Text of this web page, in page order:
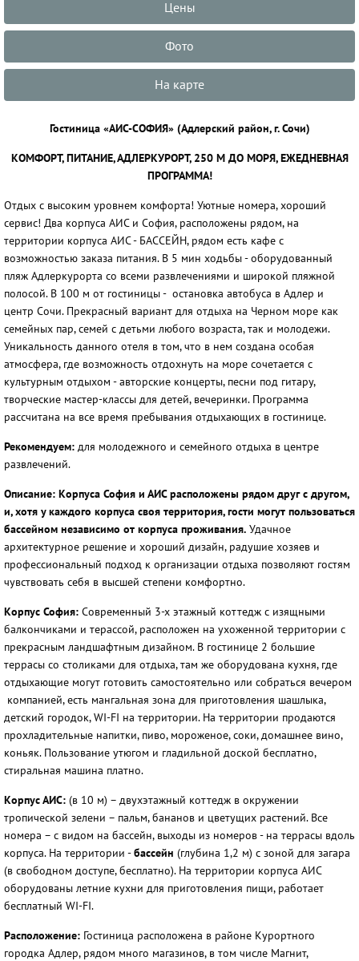
Цены
Фото
На карте
Гостиница «АИС-СОФИЯ» (Адлерский район, г. Сочи)
КОМФОРТ, ПИТАНИЕ, АДЛЕРКУРОРТ, 250 М ДО МОРЯ, ЕЖЕДНЕВНАЯ
ПРОГРАММА!
Отдых с высоким уровнем комфорта! Уютные номера, хороший
сервис! Два корпуса АИС и София, расположены рядом, на
территории корпуса АИС - БАССЕЙН, рядом есть кафе с
возможностью заказа питания. В 5 мин ходьбы - оборудованный
пляж Адлеркурорта со всеми развлечениями и широкой пляжной
полосой. В 100 м от гостиницы - остановка автобуса в Адлер и
центр Сочи. Прекрасный вариант для отдыха на Черном море как
семейных пар, семей с детьми любого возраста, так и молодежи.
Уникальность данного отеля в том, что в нем создана особая
атмосфера, где возможность отдохнуть на море сочетается с
культурным отдыхом - авторские концерты, песни под гитару,
творческие мастер-классы для детей, вечеринки. Программа
рассчитана на все время пребывания отдыхающих в гостинице.
Рекомендуем: для молодежного и семейного отдыха в центре
развлечений.
Описание: Корпуса София и АИС расположены рядом друг с другом,
и, хотя у каждого корпуса своя территория, гости могут пользоваться
бассейном независимо от корпуса проживания. Удачное
архитектурное решение и хороший дизайн, радушие хозяев и
профессиональный подход к организации отдыха позволяют гостям
чувствовать себя в высшей степени комфортно.
Корпус София: Современный 3-х этажный коттедж с изящными
балкончиками и терассой, расположен на ухоженной территории с
прекрасным ландшафтным дизайном. В гостинице 2 большие
террасы со столиками для отдыха, там же оборудована кухня, где
отдыхающие могут готовить самостоятельно или собраться вечером
компанией, есть мангальная зона для приготовления шашлыка,
детский городок, WI-FI на территории. На территории продаются
прохладительные напитки, пиво, мороженое, соки, домашнее вино,
коньяк. Пользование утюгом и гладильной доской бесплатно,
стиральная машина платно.
Корпус АИС: (в 10 м) – двухэтажный коттедж в окружении
тропической зелени – пальм, бананов и цветущих растений. Все
номера – с видом на бассейн, выходы из номеров - на террасы вдоль
корпуса. На территории -бассейн (глубина 1,2 м) с зоной для загара
(в свободном доступе, бесплатно). На территории корпуса АИС
оборудованы летние кухни для приготовления пищи, работает
бесплатный WI-FI.
Расположение: Гостиница расположена в районе Курортного
городка Адлер, рядом много магазинов, в том числе Магнит,